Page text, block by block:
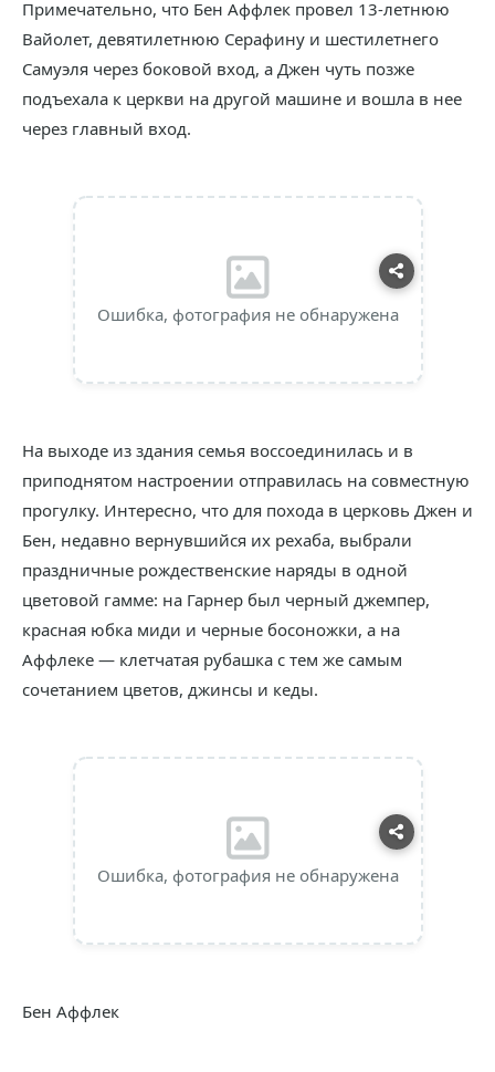
Примечательно, что Бен Аффлек провел 13-летнюю
Вайолет, девятилетнюю Серафину и шестилетнего
Самуэля через боковой вход, а Джен чуть позже
подъехала к церкви на другой машине и вошла в нее
через главный вход.
Ошибка, фотография не обнаружена
На выходе из здания семья воссоединилась и в
приподнятом настроении отправилась на совместную
прогулку. Интересно, что для похода в церковь Джен и
Бен, недавно вернувшийся их рехаба, выбрали
праздничные рождественские наряды в одной
цветовой гамме: на Гарнер был черный джемпер,
красная юбка миди и черные босоножки, а на
Аффлеке — клетчатая рубашка с тем же самым
сочетанием цветов, джинсы и кеды.
Ошибка, фотография не обнаружена
Бен Аффлек